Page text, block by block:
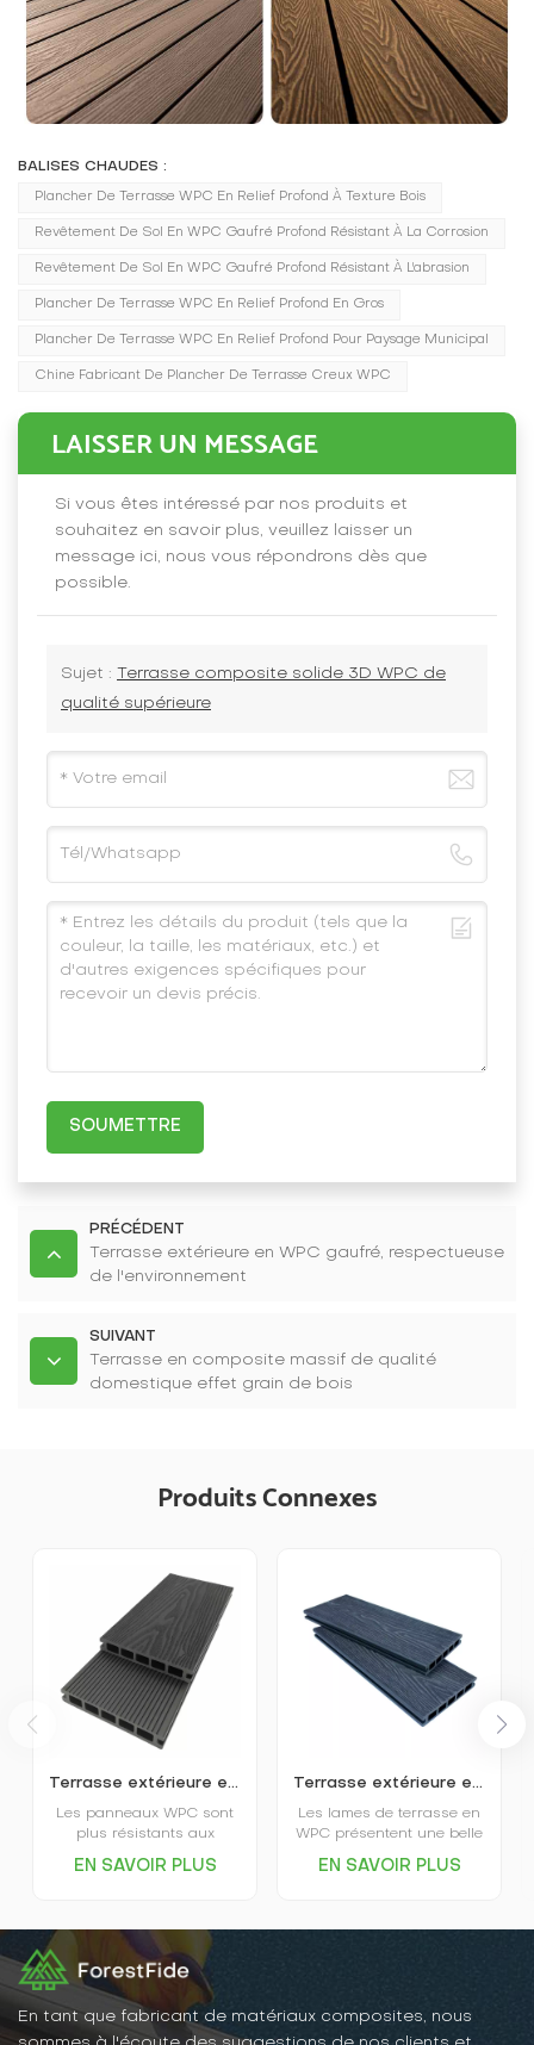
BALISES CHAUDES :
Plancher De Terrasse WPC En Relief Profond À Texture Bois
Revêtement De Sol En WPC Gaufré Profond Résistant À La Corrosion
Revêtement De Sol En WPC Gaufré Profond Résistant À L'abrasion
Plancher De Terrasse WPC En Relief Profond En Gros
Plancher De Terrasse WPC En Relief Profond Pour Paysage Municipal
Chine Fabricant De Plancher De Terrasse Creux WPC
LAISSER UN MESSAGE
Si vous êtes intéressé par nos produits et
souhaitez en savoir plus, veuillez laisser un
message ici, nous vous répondrons dès que
possible.
Sujet :
Terrasse composite solide 3D WPC de
qualité supérieure
SOUMETTRE
PRÉCÉDENT
Terrasse extérieure en WPC gaufré, respectueuse
de l'environnement
SUIVANT
Terrasse en composite massif de qualité
domestique effet grain de bois
Produits Connexes
Terrasse extérieure en plastique imitation bois en relief 3D
Les panneaux WPC sont
plus résistants aux
stables ; ils ne se
pas affectés par les
termites, la pourriture ou
d’autres problèmes liés au
soleil et à la pluie. Ainsi,
les panneaux WPC
conservent longtemps leur
EN SAVOIR PLUS
Terrasse extérieure en WPC gaufré, respectueuse de l'environnement
Les lames de terrasse en
WPC présentent une belle
uniforme, ne se décolorent
EN SAVOIR PLUS
En tant que fabricant de matériaux composites, nous